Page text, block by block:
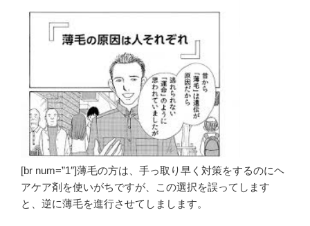
[br num=”1″]薄毛の方は、手っ取り早く対策をするのにヘ
アケア剤を使いがちですが、この選択を誤ってします
と、逆に薄毛を進行させてしまします。